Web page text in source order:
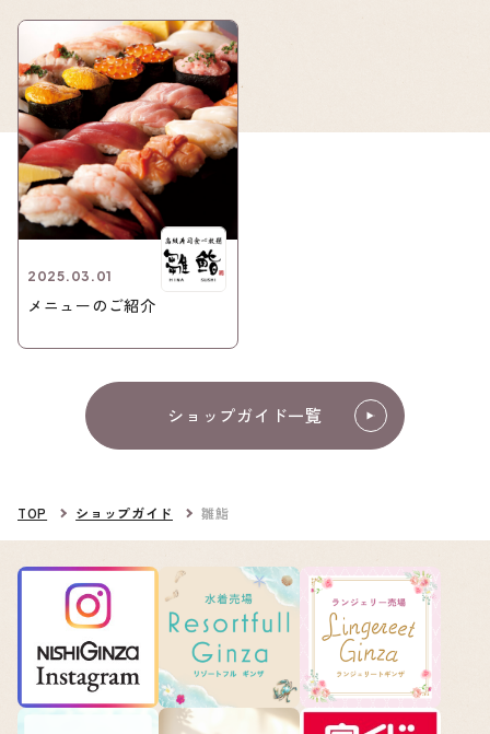
2025.03.01
メニューのご紹介
ショップガイド一覧
TOP ショップガイド 雛鮨